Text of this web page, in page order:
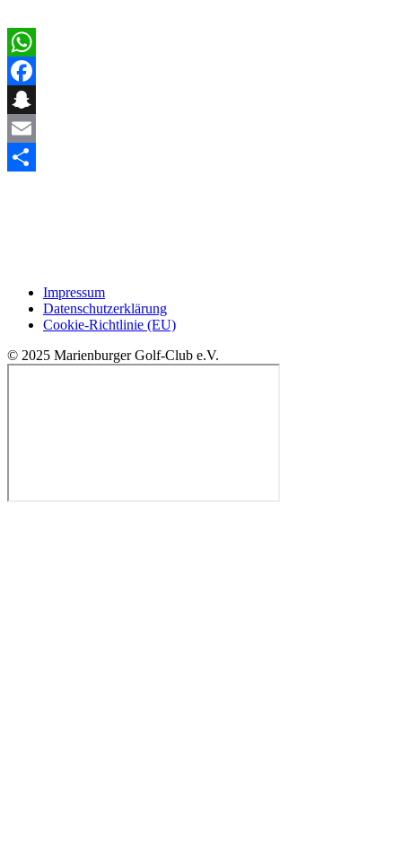
WhatsApp
Facebook
Snapchat
Email
Impressum
Datenschutzerklärung
Cookie-Richtlinie (EU)
© 2025 Marienburger Golf-Club e.V.